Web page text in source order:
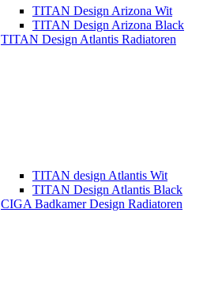
TITAN Design Arizona Wit
TITAN Design Arizona Black
TITAN Design Atlantis Radiatoren
TITAN design Atlantis Wit
TITAN Design Atlantis Black
CIGA Badkamer Design Radiatoren